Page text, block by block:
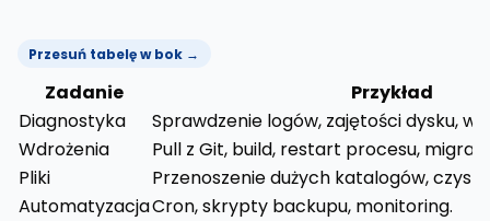
Przesuń tabelę w bok →
Zadanie
Przykład
Diagnostyka
Sprawdzenie logów, zajętości dysku,
Wdrożenia
Pull z Git, build, restart procesu,
Pliki
Przenoszenie dużych katalogów,
AutomatyzacjaCron, skrypty backupu, monitoring.